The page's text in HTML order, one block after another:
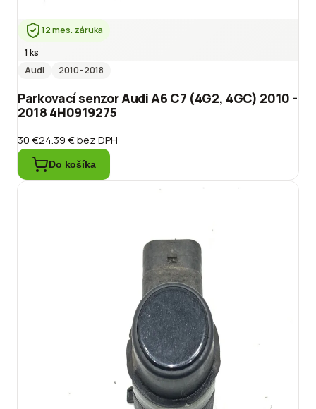
12 mes. záruka
1 ks
Audi
2010–2018
Parkovací senzor Audi A6 C7 (4G2, 4GC) 2010 -
2018 4H0919275
30 €24.39 €bez DPH
Do košíka